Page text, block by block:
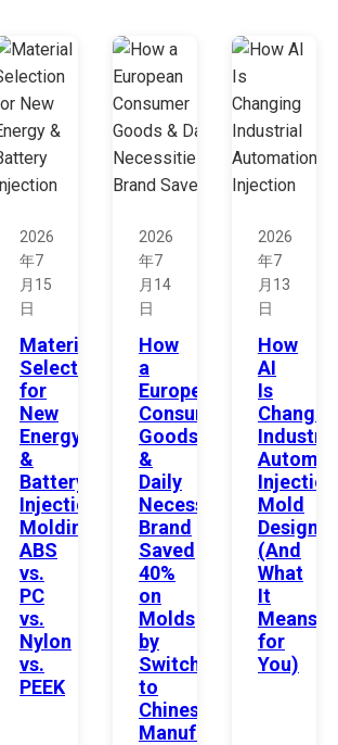
2026
年7
月15
日
Material
Selection
for
New
Energy
&
Battery
Injection
Molding:
ABS
vs.
PC
vs.
Nylon
vs.
PEEK
2026
年7
月14
日
How
a
European
Consumer
Goods
&
Daily
Necessities
Brand
Saved
40%
on
Molds
by
Switching
to
Chinese
Manufacturing
2026
年7
月13
日
How
AI
Is
Injection
Mold
Design
(And
What
It
Means
for
You)